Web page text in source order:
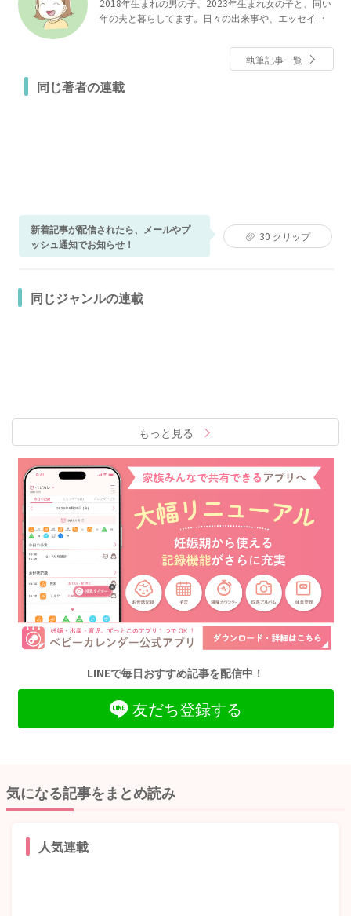
2018年生まれの男の子、2023年生まれ女の子と、同い
年の夫と暮らしてます。日々の出来事や、エッセイな
執筆記事一覧
同じ著者の連載
新着記事が配信されたら、メールやプ
ッシュ通知でお知らせ！
30 クリップ
同じジャンルの連載
もっと見る
LINEで毎日おすすめ記事を配信中！
友だち登録する
気になる記事をまとめ読み
人気連載